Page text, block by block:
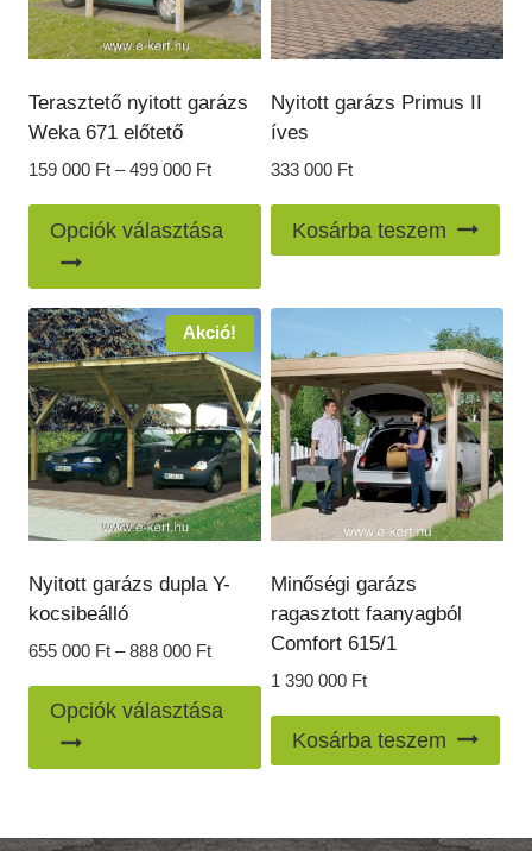
ki
Terasztető nyitott garázs
Weka 671 előtető
159 000 Ft – 499 000 FtÁrtartomány:
000 Ft
000 Ft
Opciók választása
Ennek
terméknek
több
variációja
van.
A
változatok
a
termékoldalon
választhatók
ki
Nyitott garázs Primus II
íves
333 000 Ft
Kosárba teszem
Akció!
Nyitott garázs dupla Y-
kocsibeálló
655 000 Ft – 888 000 FtÁrtartomány:
000 Ft
Opciók választása
terméknek
Minőségi garázs
ragasztott faanyagból
Comfort 615/1
1 390 000 Ft
Kosárba teszem